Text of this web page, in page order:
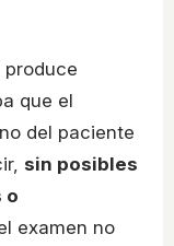
que el
del paciente
sin posibles
o
examen no